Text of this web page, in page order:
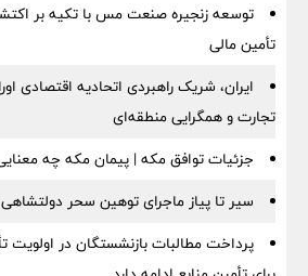
توسعه زنجیره صنعت مس با تکیه بر
تأمین مالی
ایران، شریک راهبردی اتحادیه اقتصادی
تجارت و همگرایی منطقه‌ای
جزئیات توافق مکه | پیمان مکه چه معنایی
سیر تا پیاز ماجرای توهین سحر
پرداخت مطالبات بازنشستگان در اولویت